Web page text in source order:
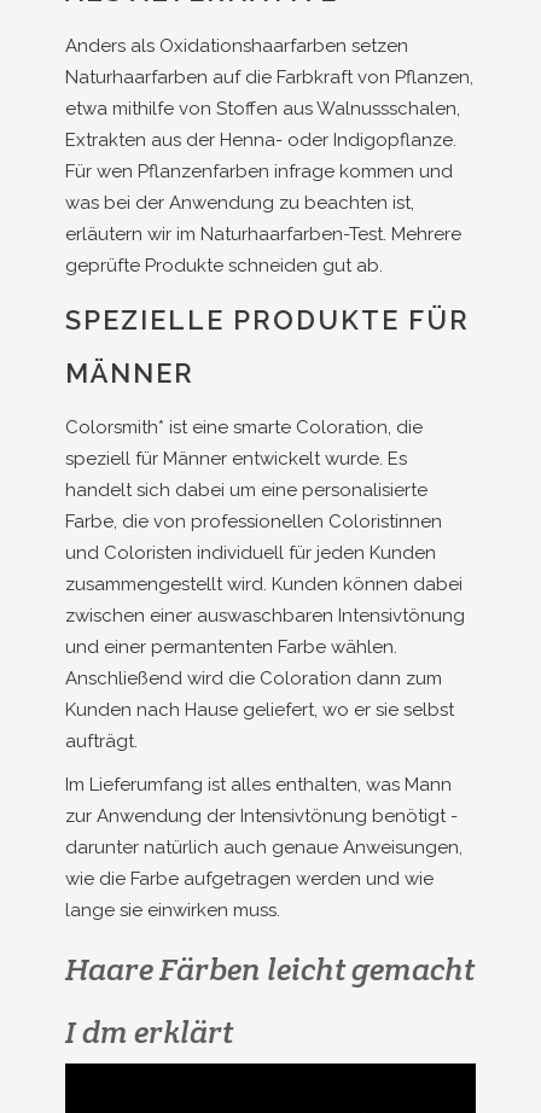
Anders als Oxidationshaarfarben setzen
Naturhaarfarben auf die Farbkraft von Pflanzen,
etwa mithilfe von Stoffen aus Walnussschalen,
Extrakten aus der Henna- oder Indigopflanze.
Für wen Pflanzenfarben infrage kommen und
was bei der Anwendung zu beachten ist,
erläutern wir im Naturhaarfarben-Test. Mehrere
geprüfte Produkte schneiden gut ab.
SPEZIELLE PRODUKTE FÜR
MÄNNER
Colorsmith* ist eine smarte Coloration, die
speziell für Männer entwickelt wurde. Es
handelt sich dabei um eine personalisierte
Farbe, die von professionellen Coloristinnen
und Coloristen individuell für jeden Kunden
zusammengestellt wird. Kunden können dabei
zwischen einer auswaschbaren Intensivtönung
und einer permantenten Farbe wählen.
Anschließend wird die Coloration dann zum
Kunden nach Hause geliefert, wo er sie selbst
aufträgt.
Im Lieferumfang ist alles enthalten, was Mann
zur Anwendung der Intensivtönung benötigt -
darunter natürlich auch genaue Anweisungen,
wie die Farbe aufgetragen werden und wie
lange sie einwirken muss.
Haare Färben leicht gemacht
I dm erklärt